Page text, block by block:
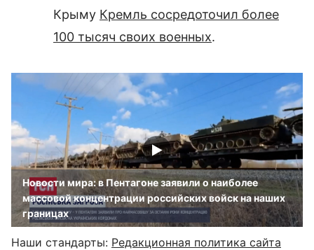
Крыму Кремль сосредоточил более
100 тысяч своих военных.
Новости мира: в Пентагоне заявили о наиболее
массовой концентрации российских войск на наших
границах
Наши стандарты: Редакционная политика сайта